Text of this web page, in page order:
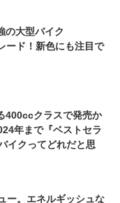
の大型バイク
ード！新色にも注目で
400ccクラスで発売か
年まで『ベストセラ
イクってどれだと思
ー。エネルギッシュな